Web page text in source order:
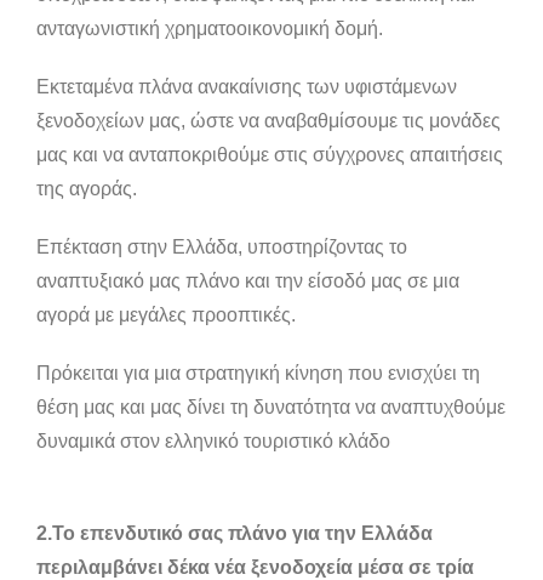
ανταγωνιστική χρηματοοικονομική δομή.
Εκτεταμένα πλάνα ανακαίνισης των υφιστάμενων
ξενοδοχείων μας, ώστε να αναβαθμίσουμε τις μονάδες
μας και να ανταποκριθούμε στις σύγχρονες απαιτήσεις
της αγοράς.
Επέκταση στην Ελλάδα, υποστηρίζοντας το
αναπτυξιακό μας πλάνο και την είσοδό μας σε μια
αγορά με μεγάλες προοπτικές.
Πρόκειται για μια στρατηγική κίνηση που ενισχύει τη
θέση μας και μας δίνει τη δυνατότητα να αναπτυχθούμε
δυναμικά στον ελληνικό τουριστικό κλάδο
2.To επενδυτικό σας πλάνο για την Ελλάδα
περιλαμβάνει δέκα νέα ξενοδοχεία μέσα σε τρία